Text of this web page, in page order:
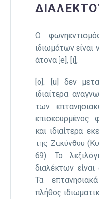
Ο
ιδιωμάτων είναι
άτονα [e], [i],
[o], [u] δεν
ιδιαίτερα
των
επισεσυρμένος
και ιδιαίτερα
της Ζακύνθου
69). Το
διαλέκτων είναι
Τα
πλήθος